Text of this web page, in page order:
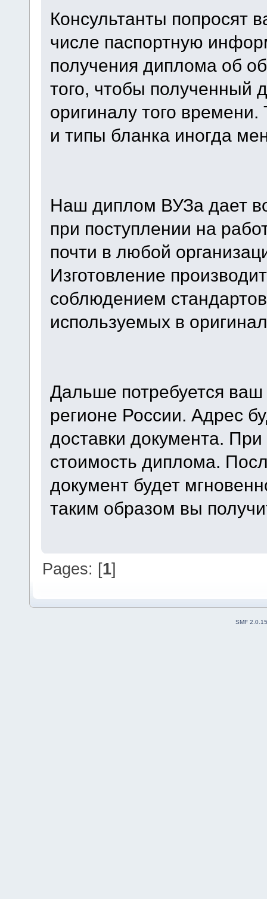
Консультанты попросят
числе паспортную
получения диплома об
того, чтобы полученный
оригиналу того
и типы бланка иногда
Наш диплом ВУЗа дает
при поступлении на
почти в любой
Изготовление
соблюдением
используемых в
Дальше потребуется
регионе России. Адрес
доставки документа. При
стоимость диплома.
документ будет
таким образом вы
Pages: [1]
SMF 2.0.15